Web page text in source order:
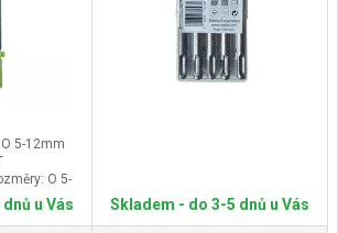
5-12mm
O 5-
u Vás Skladem - do 3-5 dnů u Vás